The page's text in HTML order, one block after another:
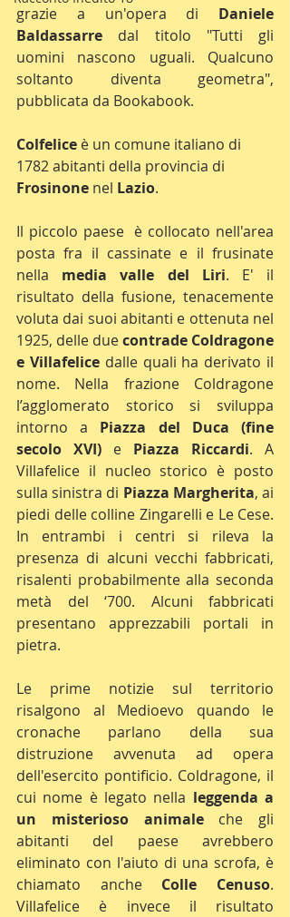
grazie a un'opera di Daniele
Baldassarre dal titolo "Tutti gli
uomini nascono uguali. Qualcuno
soltanto diventa geometra",
pubblicata da Bookabook.
Colfelice è un comune italiano di
1782 abitanti della provincia di
Frosinone nel Lazio.
Il piccolo paese  è collocato nell'area
posta fra il cassinate e il frusinate
nella media valle del Liri. E' il
risultato della fusione, tenacemente
voluta dai suoi abitanti e ottenuta nel
1925, delle due contrade Coldragone
e Villafelice dalle quali ha derivato il
nome. Nella frazione Coldragone
l’agglomerato storico si sviluppa
intorno a Piazza del Duca (fine
secolo XVI) e Piazza Riccardi. A
Villafelice il nucleo storico è posto
sulla sinistra di Piazza Margherita, ai
piedi delle colline Zingarelli e Le Cese.
In entrambi i centri si rileva la
presenza di alcuni vecchi fabbricati,
risalenti probabilmente alla seconda
metà del ‘700. Alcuni fabbricati
presentano apprezzabili portali in
pietra.
Le prime notizie sul territorio
risalgono al Medioevo quando le
cronache parlano della sua
distruzione avvenuta ad opera
dell'esercito pontificio. Coldragone, il
cui nome è legato nella leggenda a
un misterioso animale che gli
abitanti del paese avrebbero
eliminato con l'aiuto di una scrofa, è
chiamato anche Colle Cenuso.
Villafelice è invece il risultato